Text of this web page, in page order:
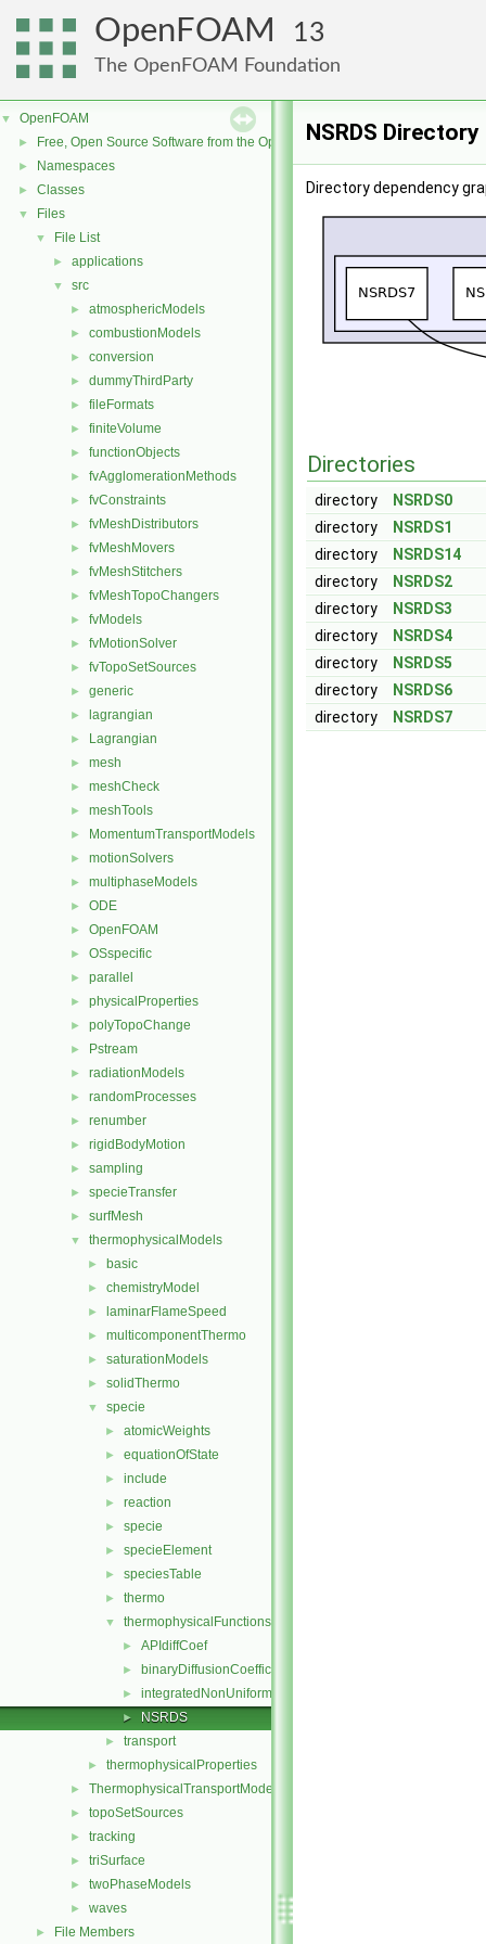
OpenFOAM 13
The OpenFOAM Foundation
▼ OpenFOAM
► Free, Open Source Software from the OpenFOAM Foundation
► Namespaces
► Classes
▼ Files
▼ File List
► applications
▼ src
► atmosphericModels
► combustionModels
► conversion
► dummyThirdParty
► fileFormats
► finiteVolume
► functionObjects
► fvAgglomerationMethods
► fvConstraints
► fvMeshDistributors
► fvMeshMovers
► fvMeshStitchers
► fvMeshTopoChangers
► fvModels
► fvMotionSolver
► fvTopoSetSources
► generic
► lagrangian
► Lagrangian
► mesh
► meshCheck
► meshTools
► MomentumTransportModels
► motionSolvers
► multiphaseModels
► ODE
► OpenFOAM
► OSspecific
► parallel
► physicalProperties
► polyTopoChange
► Pstream
► radiationModels
► randomProcesses
► renumber
► rigidBodyMotion
► sampling
► specieTransfer
► surfMesh
▼ thermophysicalModels
► basic
► chemistryModel
► laminarFlameSpeed
► multicomponentThermo
► saturationModels
► solidThermo
▼ specie
► atomicWeights
► equationOfState
► include
► reaction
► specie
► specieElement
► speciesTable
► thermo
▼ thermophysicalFunctions
► APIdiffCoef
► binaryDiffusionCoefficient
► integratedNonUniformTable1
► NSRDS
► transport
► thermophysicalProperties
► ThermophysicalTransportModels
► topoSetSources
► tracking
► triSurface
► twoPhaseModels
► waves
► File Members
NSRDS
Directory dependency
Directories
directory
NSRDS0
directory
NSRDS1
directory
NSRDS14
directory
NSRDS2
directory
NSRDS3
directory
NSRDS4
directory
NSRDS5
directory
NSRDS6
directory
NSRDS7